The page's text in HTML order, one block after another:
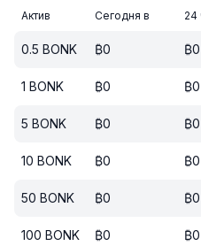
Актив Сегодня в 24
0.5 BONK ₿0 ₿0
1 BONK ₿0 ₿0
5 BONK ₿0 ₿0
10 BONK ₿0 ₿0
50 BONK ₿0 ₿0
100 BONK ₿0 ₿0